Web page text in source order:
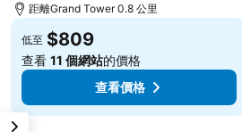
距離Grand Tower 0.8 公里
低至 $809
查看 11 個網站的價格
查看價格